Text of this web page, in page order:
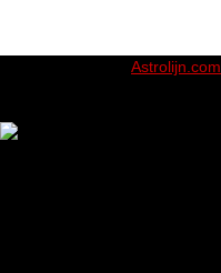
Astrolijn.com